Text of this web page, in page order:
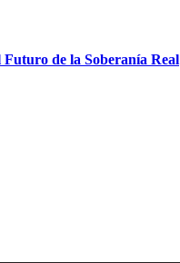
de la Soberanía Real